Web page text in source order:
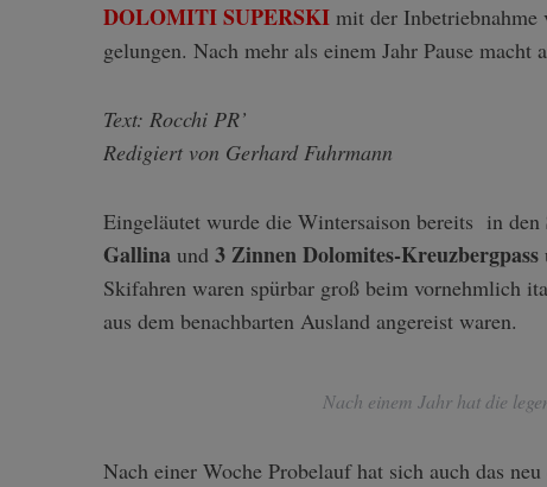
DOLOMITI SUPERSKI mit der
gelungen. Nach mehr als einem Jahr Pause macht
Text: Rocchi PR’
Redigiert von Gerhard Fuhrmann
Eingeläutet wurde die Wintersaison bereits in den
Gallina und 3 Zinnen Dolomites-Kreuzbergpass
Skifahren waren spürbar groß beim vornehmlich
aus dem benachbarten Ausland angereist waren.
Nach einem Jahr hat die
Nach einer Woche Probelauf hat sich auch das